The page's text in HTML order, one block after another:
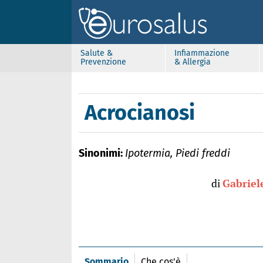
Salute &
Prevenzione
Infiammazione
& Allergia
Acrocianosi
Sinonimi: Ipotermia, Piedi freddi
di